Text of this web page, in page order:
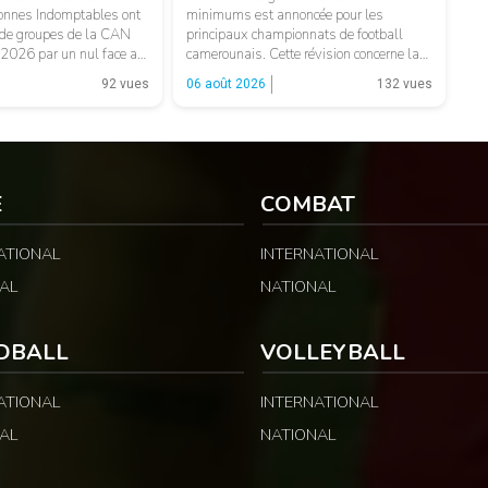
Indomptables ont
groupes de la CAN
par un nul face au
résultat qui permet
son
92 vues
minimums est annoncée pour les
principaux championnats de football
camerounais. Cette révision concerne la
MTN Elite One, la MTN Elite Two et la
Guinness Super League, avec des
06 août 2026 132 vues
COMBAT
INTERNATIONAL
NATIONAL
VOLLEYBALL
INTERNATIONAL
NATIONAL